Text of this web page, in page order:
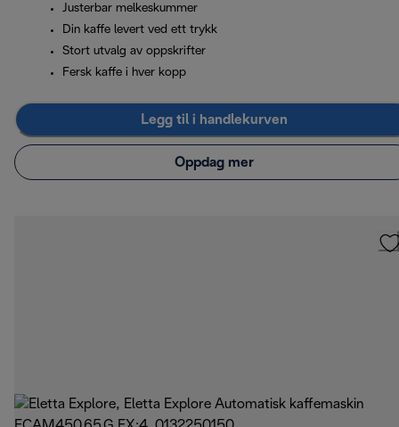
Justerbar melkeskummer
Din kaffe levert ved ett trykk
Stort utvalg av oppskrifter
Fersk kaffe i hver kopp
Legg til i handlekurven
Oppdag mer